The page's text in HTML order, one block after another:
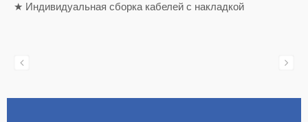
★ Индивидуальная сборка кабелей с накладкой